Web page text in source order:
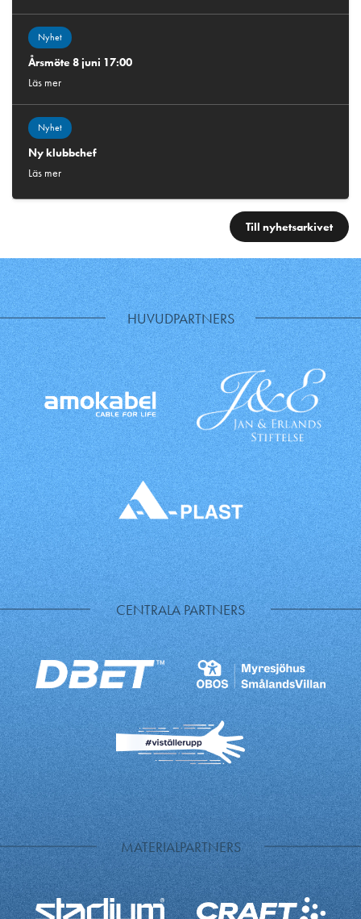
Nyhet
Årsmöte 8 juni 17:00
Läs mer
Nyhet
Ny klubbchef
Läs mer
Till nyhetsarkivet
HUVUDPARTNERS
CENTRALA PARTNERS
MATERIALPARTNERS